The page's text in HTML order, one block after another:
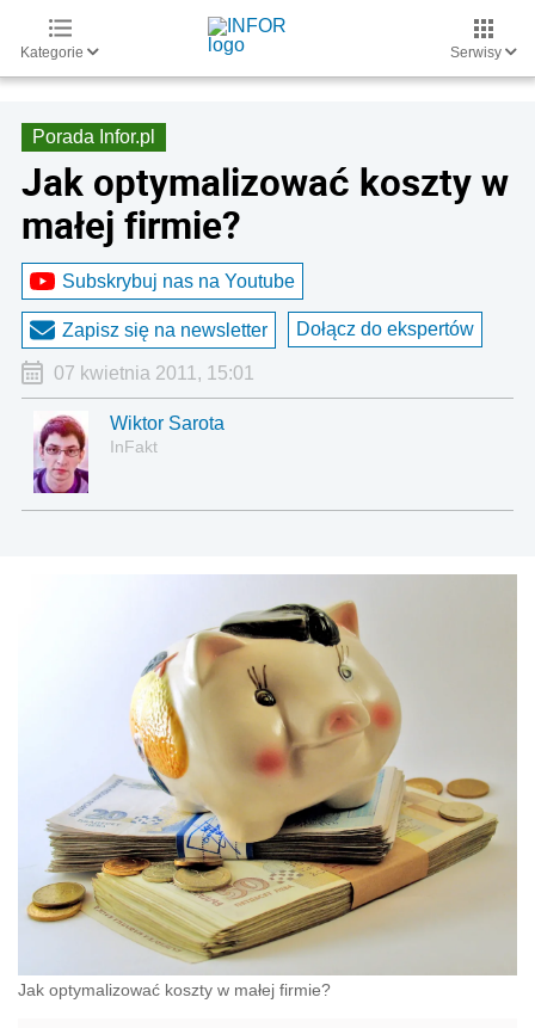
Kategorie Serwisy
Porada Infor.pl
Jak optymalizować koszty w
małej firmie?
Subskrybuj nas na Youtube
Zapisz się na newsletter Dołącz do ekspertów
07 kwietnia 2011, 15:01
Wiktor Sarota
InFakt
Jak optymalizować koszty w małej firmie?